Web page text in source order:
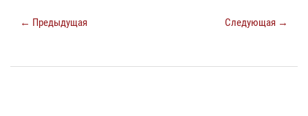
← Предыдущая Следующая →